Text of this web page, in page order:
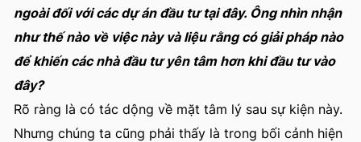
ngoài đối với các dự án đầu tư tại đây. Ông nhìn nhận
như thế nào về việc này và liệu rằng có giải pháp nào
để khiến các nhà đầu tư yên tâm hơn khi đầu tư vào
đây?
Rõ ràng là có tác dộng về mặt tâm lý sau sự kiện này.
Nhưng chúng ta cũng phải thấy là trong bối cảnh hiện